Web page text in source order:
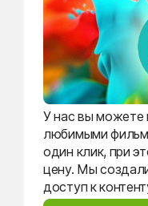
У нас вы можете
любимыми
один клик, при
цену. Мы
доступ к